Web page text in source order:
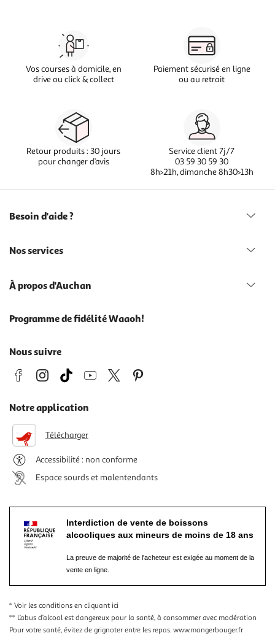
Vos courses à domicile, en
drive ou click & collect
Paiement sécurisé en ligne
ou au retrait
Retour produits : 30 jours
pour changer d’avis
Service client 7j/7
03 59 30 59 30
8h>21h, dimanche 8h30>13h
Besoin d'aide ?
Nos services
À propos d'Auchan
Programme de fidélité Waaoh!
Nous suivre
Notre application
Télécharger
Accessibilité : non conforme
Espace sourds et malentendants
Interdiction de vente de boissons
alcooliques aux mineurs de moins de 18 ans
La preuve de majorité de l'acheteur est exigée au moment de la
vente en ligne.
* Voir les conditions en cliquant ici
** L’abus d’alcool est dangereux pour la santé, à consommer avec modération
Pour votre santé, évitez de grignoter entre les repas. www.mangerbouger.fr